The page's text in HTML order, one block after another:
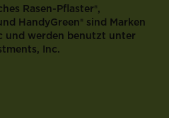
Rasen-Pflaster®,
HandyGreen® sind Marken
und werden benutzt unter
Inc.